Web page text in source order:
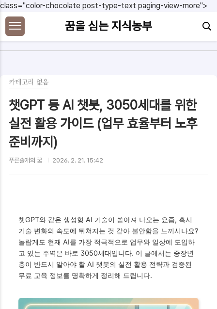
class="color-chocolate post-type-text paging-view-more">
본문 바로가기
꿈을 심는 지식농부
카테고리 없음
챗GPT 등 AI 챗봇, 3050세대를 위한
실전 활용 가이드 (업무 효율부터 노후
준비까지)
푸른솔개의 꿈 2026. 2. 21. 15:42
챗GPT와 같은 생성형 AI 기술이 쏟아져 나오는 요즘, 혹시
기술 변화의 속도에 뒤쳐지는 것 같아 불안함을 느끼시나요?
놀랍게도 현재 AI를 가장 적극적으로 업무와 일상에 도입하
고 있는 주역은 바로 3050세대입니다. 이 글에서는 중장년
층이 반드시 알아야 할 AI 챗봇의 실전 활용 전략과 검증된
무료 교육 정보를 명확하게 정리해 드립니다.